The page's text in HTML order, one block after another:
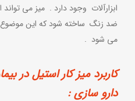
ابزارآلات وجود دارد . میز می تواند
ضد زنگ ساخته شود که این
می شود .
کاربرد میز کار استیل در
دارو سازی :